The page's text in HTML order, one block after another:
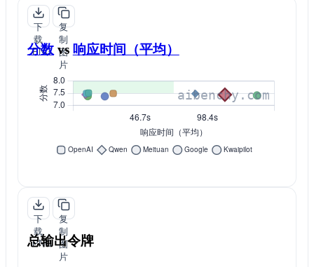
下
载
PNG
复
制
图
片
分数 vs 响应时间（平均）
下
载
PNG
复
制
图
片
总输出令牌